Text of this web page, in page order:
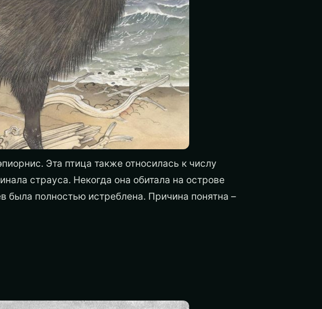
Эта птица также относилась к числу
страуса. Некогда она обитала на острове
была полностью истреблена. Причина понятна –